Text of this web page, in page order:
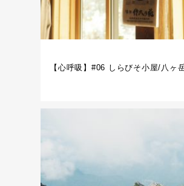
【心呼吸】#06 しらびそ小屋/八ヶ